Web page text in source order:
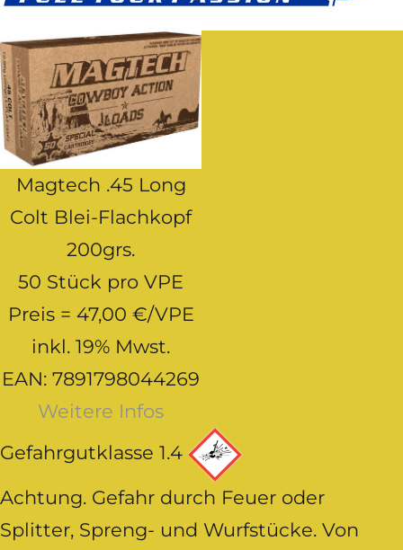
Magtech .45 Long
Colt Blei-Flachkopf
200grs.
50 Stück pro VPE
Preis = 47,00 €/VPE
inkl. 19% Mwst.
EAN: 7891798044269
Weitere Infos
Gefahrgutklasse 1.4
Achtung. Gefahr durch Feuer oder
Splitter, Spreng- und Wurfstücke. Von